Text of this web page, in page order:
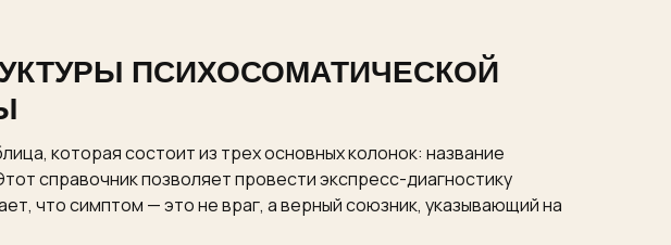
ПСИХОСОМАТИЧЕСКОЙ
которая состоит из трех основных колонок: название
справочник позволяет провести экспресс-диагностику
что симптом — это не враг, а верный союзник, указывающий на